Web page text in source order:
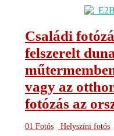
Családi
felszerelt
vagy az
fotózás az
01 Fotós Helyszíni fotós